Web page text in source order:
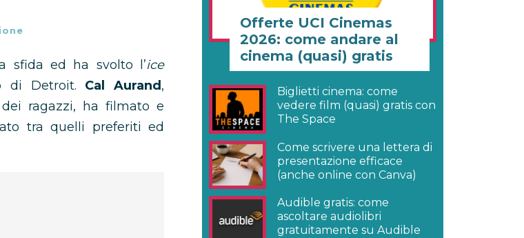
sfida ed ha svolto l’ice
di Detroit. Cal Aurand ,
ragazzi, ha filmato e
tra quelli preferiti ed
Offerte UCI Cinemas
2026: come andare al
cinema (quasi) gratis
Biglietti cinema: come
vedere film (quasi) gratis con
The Space
Come scrivere una lettera di
presentazione efficace
(anche online con Canva)
Audible gratis: come
ascoltare audiolibri
gratuitamente su Audible